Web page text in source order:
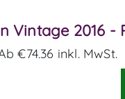
Vintage 2016 -
€74,36 inkl. MwSt.